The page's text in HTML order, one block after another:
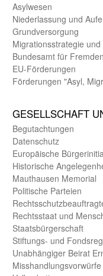
Asyl­wesen
Nieder­lassung und
Grund­versorgung
Migrations­strategie
Bundes­amt für
EU-Förde­rungen
Förderungen "Asyl,
GE­SELL­SCHAFT
Begut­achtungen
Daten­schutz
Europäische
Historische
Mauthausen Memorial
Politische Parteien
Rechts­staat und
Staats­bürger­schaft
Stiftungs- und
Unab­hängiger Beirat
Misshandlungs­vorwürfe